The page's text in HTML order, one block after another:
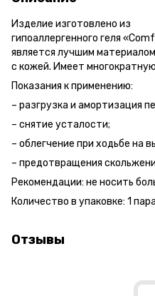
Изделие изготовлено из
гипоаллергенного геля
является лучшим
с кожей. Имеет
Показания к применению:
– разгрузка и амортизация
– снятие усталости;
– облегчение при ходьбе на
– предотвращения
Рекомендации: не носить
Количество в упаковке: 1 пара
Отзывы